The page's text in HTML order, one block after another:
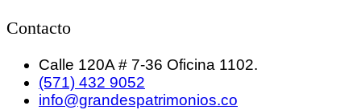
Contacto
Calle 120A # 7-36 Oficina 1102.
(571) 432 9052
info@grandespatrimonios.co